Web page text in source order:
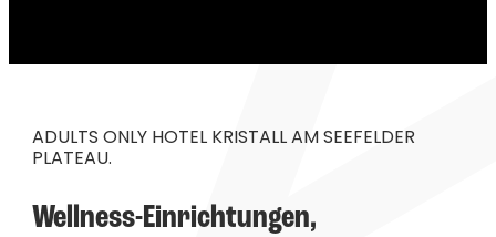
ADULTS ONLY HOTEL KRISTALL AM SEEFELDER
PLATEAU.
Wellness-Einrichtungen,